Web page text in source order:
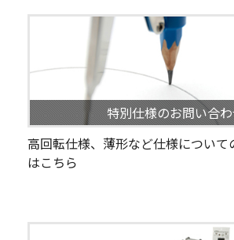
特別仕様のお問い合
高回転仕様、薄形など仕様について
はこちら